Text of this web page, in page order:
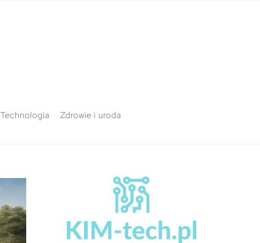
Technologia Zdrowie i uroda